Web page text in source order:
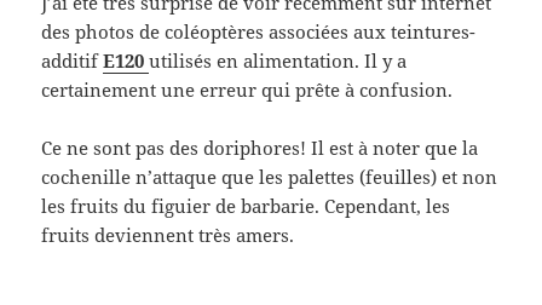
des photos de coléoptères associées aux teintures-
additifE120 utilisés en alimentation. Il y a
certainement une erreur qui prête à confusion.
Ce ne sont pas des doriphores! Il est à noter que la
cochenille n’attaque que les palettes (feuilles) et non
les fruits du figuier de barbarie. Cependant, les
fruits deviennent très amers.